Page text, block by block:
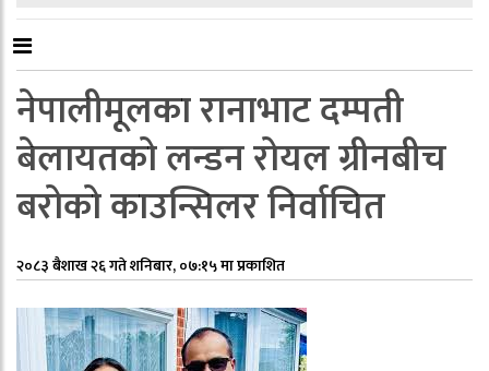
नेपालीमूलका रानाभाट दम्पती
बेलायतको लन्डन रोयल ग्रीनबीच
बरोको काउन्सिलर निर्वाचित
२०८३ बैशाख २६ गते शनिबार, ०७:१५ मा प्रकाशित